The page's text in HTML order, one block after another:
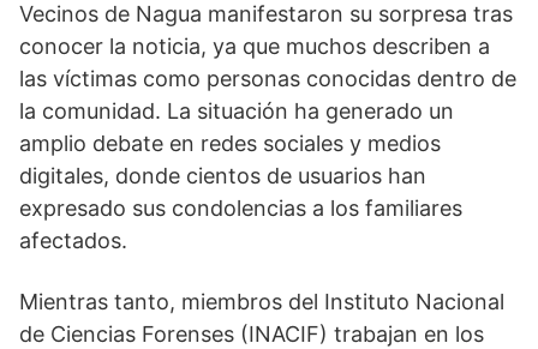
Vecinos de Nagua manifestaron su sorpresa tras
conocer la noticia, ya que muchos describen a
las víctimas como personas conocidas dentro de
la comunidad. La situación ha generado un
amplio debate en redes sociales y medios
digitales, donde cientos de usuarios han
expresado sus condolencias a los familiares
afectados.
Mientras tanto, miembros del Instituto Nacional
de Ciencias Forenses (INACIF) trabajan en los